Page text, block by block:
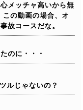
メッチャ高いから無
この動画の場合、オ
故コースだな。
のに・・・
ルじゃないの？